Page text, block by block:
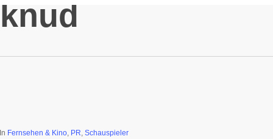
knud
In Fernsehen & Kino, PR, Schauspieler